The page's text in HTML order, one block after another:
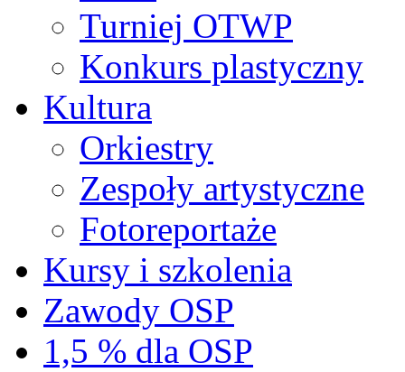
Turniej OTWP
Konkurs plastyczny
Kultura
Orkiestry
Zespoły artystyczne
Fotoreportaże
Kursy i szkolenia
Zawody OSP
1,5 % dla OSP